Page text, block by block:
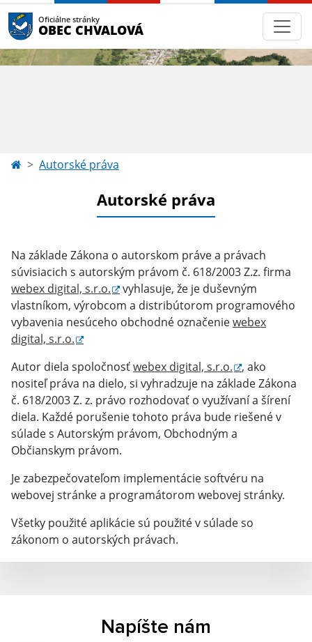
Oficiálne stránky
OBEC CHVALOVÁ
Autorské práva
Autorské práva
Na základe Zákona o autorskom práve a právach
súvisiacich s autorským právom č. 618/2003 Z.z. firma
webex digital, s.r.o.
vyhlasuje, že je duševným
vlastníkom, výrobcom a distribútorom programového
vybavenia nesúceho obchodné označeniewebex
digital, s.r.o.
Autor diela spoločnosťwebex digital, s.r.o.
, ako
nositeľ práva na dielo, si vyhradzuje na základe Zákona
č. 618/2003 Z. z. právo rozhodovať o využívaní a šírení
diela. Každé porušenie tohoto práva bude riešené v
súlade s Autorským právom, Obchodným a
Občianskym právom.
Je zabezpečovateľom implementácie softvéru na
webovej stránke a programátorom webovej stránky.
Všetky použité aplikácie sú použité v súlade so
zákonom o autorských právach.
Napíšte nám